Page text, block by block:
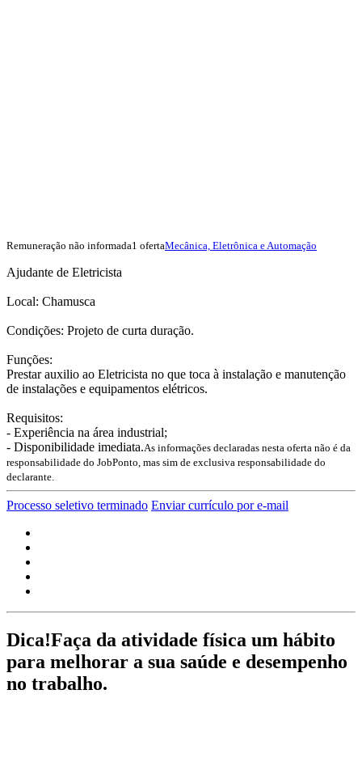
Remuneração não informada1 ofertaMecânica, Eletrônica e Automação
Ajudante de Eletricista
Local: Chamusca
Condições: Projeto de curta duração.
Funções:
Prestar auxilio ao Eletricista no que toca à instalação e manutenção
de instalações e equipamentos elétricos.
Requisitos:
- Experiência na área industrial;
- Disponibilidade imediata.As informações declaradas nesta oferta não é da
responsabilidade do JobPonto, mas sim de exclusiva responsabilidade do
declarante.
Processo seletivo terminado Enviar currículo por e-mail
Dica!Faça da atividade física um hábito
para melhorar a sua saúde e desempenho
no trabalho.